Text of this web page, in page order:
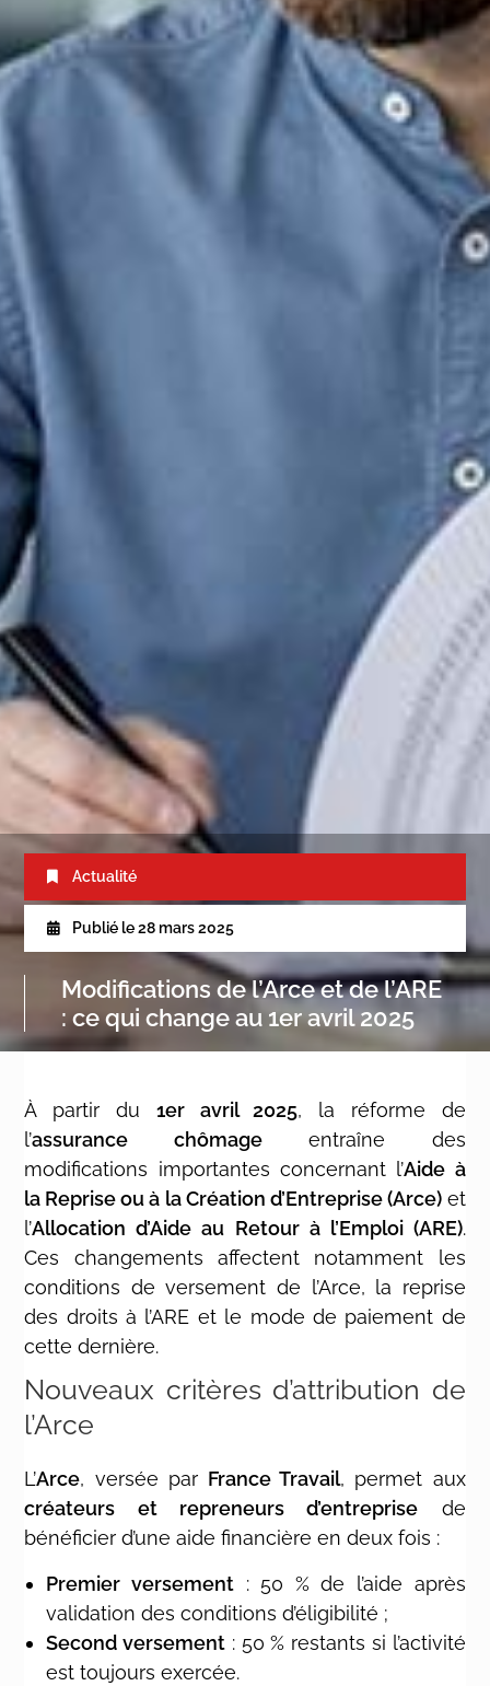
Actualité
Publié le 28 mars 2025
Modifications de l’Arce et de l’ARE
: ce qui change au 1er avril 2025
À partir du 1er avril 2025, la réforme de
l’assurance chômageentraîne des
modifications importantes concernant l’Aide à
la Reprise ou à la Création d’Entreprise (Arce)et
l’Allocation d’Aide au Retour à l’Emploi (ARE).
Ces changements affectent notamment les
conditions de versement de l’Arce, la reprise
des droits à l’ARE et le mode de paiement de
cette dernière.
Nouveaux critères d’attribution de
l’Arce
L’Arce, versée par France Travail, permet aux
créateurs et repreneurs d’entreprise de
bénéficier d’une aide financière en deux fois :
Premier versement : 50 % de l’aide après
validation des conditions d’éligibilité ;
Second versement : 50 % restants si l’activité
est toujours exercée.